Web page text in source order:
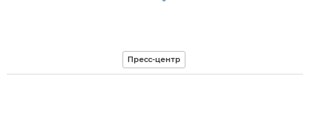
Пресс-центр